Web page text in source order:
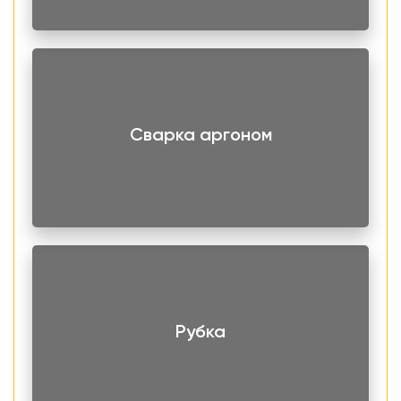
делает возможным их применение в химической,
Сварка аргоном
Рубка